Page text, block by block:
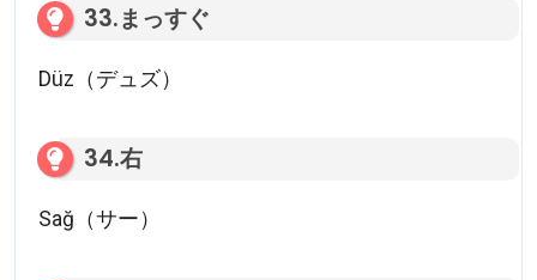
33.まっすぐ
Düz（デュズ）
34.右
Sağ（サー）